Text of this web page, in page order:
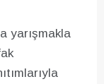
yarışmakla